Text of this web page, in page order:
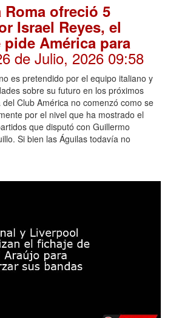
Roma ofreció 5
Israel Reyes, el
América para
de Julio, 2026 09:58
es pretendido por el equipo italiano y
sobre su futuro en los próximos
Club América no comenzó como se
por el nivel que ha mostrado el
que disputó con Guillermo
Si bien las Águilas todavía no